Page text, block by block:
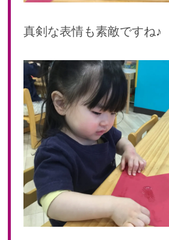
2021年 04月(21)
2021年 02月(18)
2021年 01月(19)
2020
2020年 12月(19)
2020年 11月(19)
2020年 10月(22)
2020年 09月(20)
2020年 08月(20)
2020年 07月(21)
2020年 06月(22)
真剣な表情も素敵ですね♪